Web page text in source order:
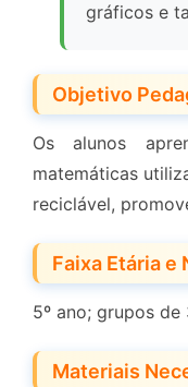
gráficos e
Objetivo
Os alunos
matemáticas
reciclável,
Faixa Etária e
5º ano; grupos de
Materiais